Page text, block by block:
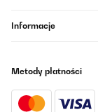
Informacje
Metody płatności